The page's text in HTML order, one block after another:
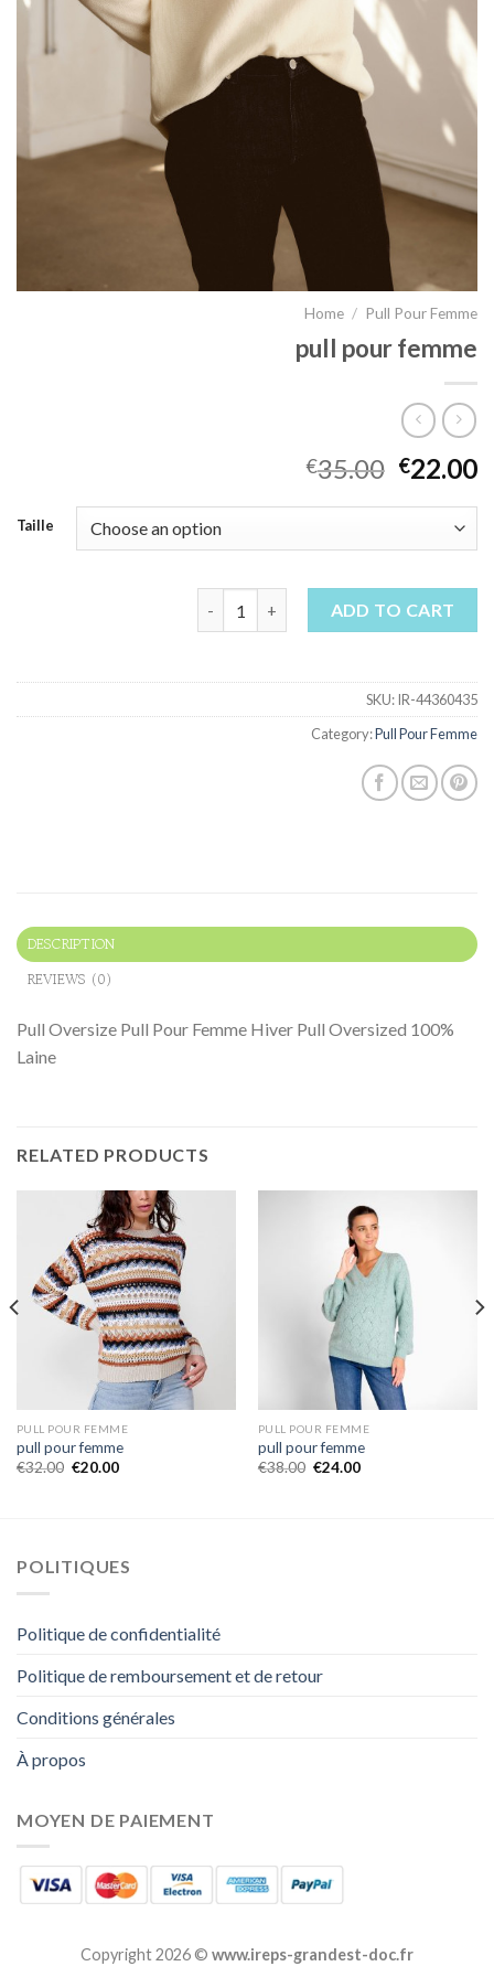
Home / Pull Pour Femme
pull pour femme
€35.00 €22.00
Taille
ADD TO CART
SKU:IR-44360435
Category:Pull Pour Femme
DESCRIPTION
REVIEWS (0)
Pull Oversize Pull Pour Femme Hiver Pull Oversized 100%
Laine
RELATED PRODUCTS
PULL POUR FEMME
pull pour femme
€32.00 €20.00
PULL POUR FEMME
pull pour femme
€38.00 €24.00
POLITIQUES
Politique de confidentialité
Politique de remboursement et de retour
Conditions générales
À propos
MOYEN DE PAIEMENT
Copyright 2026 © www.ireps-grandest-doc.fr